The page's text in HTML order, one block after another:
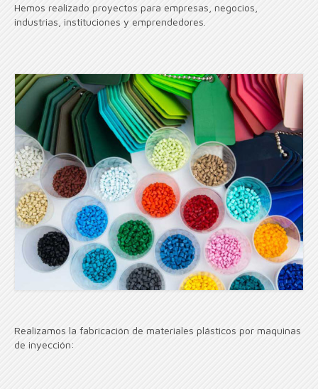
Hemos realizado proyectos para empresas, negocios,
industrias, instituciones y emprendedores.
Realizamos la fabricación de materiales plásticos por maquinas
de inyección: